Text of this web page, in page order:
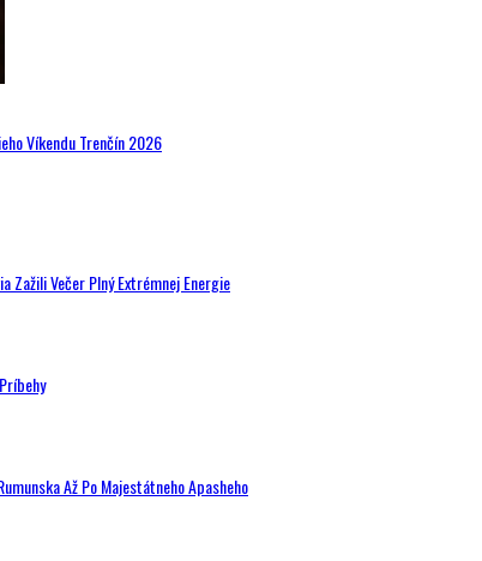
Víkendu Trenčín 2026
Zažili Večer Plný Extrémnej Energie
Až Po Majestátneho Apasheho